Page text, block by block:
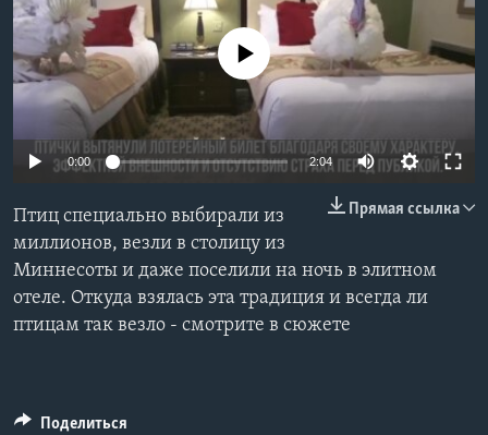
Learning English
СОЦИАЛЬНЫЕ СЕТИ
No media source currently available
0:00 2:04
Прямая ссылка
Птиц специально выбирали из
миллионов, везли в столицу из
Миннесоты и даже поселили на ночь в элитном
отеле. Откуда взялась эта традиция и всегда ли
птицам так везло - смотрите в сюжете
Поделиться